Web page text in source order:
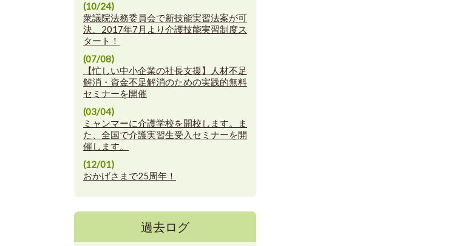
(10/24)
衆議院法務委員会で新技能実習法案が可
決、2017年7月より介護技能実習制度ス
タート！
(07/08)
【忙しい中小企業の社長支援】人材不足
解消・資金不足解消のための実践的無料
セミナーを開催
(03/04)
ミャンマーに介護学校を開校します。ま
た、全国で介護実習生受入セミナーを開
催します。
(12/01)
おかげさまで25周年！
過去ログ